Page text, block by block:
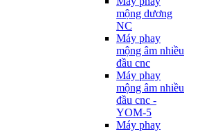
mộng dương
NC
Máy phay
mộng âm nhiều
đầu cnc
Máy phay
mộng âm nhiều
đầu cnc -
YOM-5
Máy phay